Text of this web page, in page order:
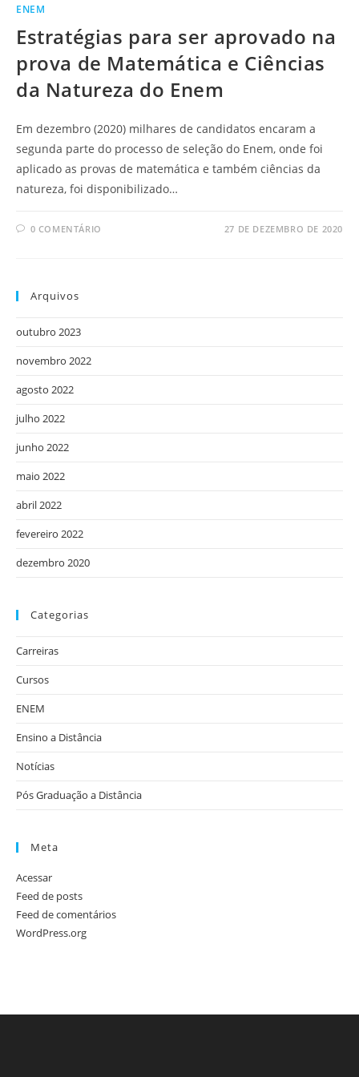
ENEM
Estratégias para ser aprovado na
prova de Matemática e Ciências
da Natureza do Enem
Em dezembro (2020) milhares de candidatos encaram a
segunda parte do processo de seleção do Enem, onde foi
aplicado as provas de matemática e também ciências da
natureza, foi disponibilizado…
0 COMENTÁRIO 27 DE DEZEMBRO DE 2020
Arquivos
outubro 2023
novembro 2022
agosto 2022
julho 2022
junho 2022
maio 2022
abril 2022
fevereiro 2022
dezembro 2020
Categorias
Carreiras
Cursos
ENEM
Ensino a Distância
Notícias
Pós Graduação a Distância
Meta
Acessar
Feed de posts
Feed de comentários
WordPress.org